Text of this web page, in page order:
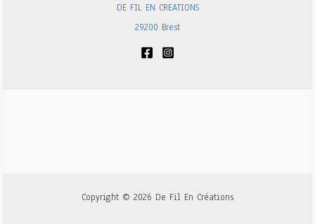
DE FIL EN CREATIONS
29200 Brest
Copyright © 2026 De Fil En Créations